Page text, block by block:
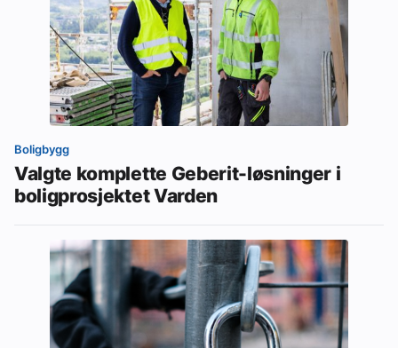
Boligbygg
Valgte komplette Geberit-løsninger i
boligprosjektet Varden